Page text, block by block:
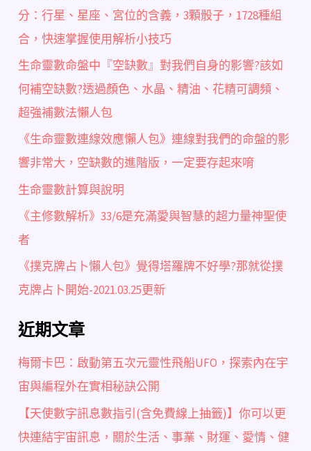
分：行星、星座、宮位的含義，3顆骰子，1728種組
合，快速掌握使用解析小技巧
生命靈數命盤中『空缺數』對我們自身的影響?該如
何補空缺數?透過顏色、水晶、精油、花精可調頻、
超強補數法懶人包
《生命靈數連線效應懶人包》連線對我們的命盤的影
響非常大，空缺數的進階版，一定要存起來唷
生命靈數計算與說明
《主修數解析》33/6是充滿愛與智慧的超力量神聖使
者
《撲克牌占卜懶人包》覺得塔羅牌不好學?那就從撲
克牌占卜開始-2021.03.25更新
近期文章
梅爾卡巴：啟動第五次元靈性飛船UFO，探索內在宇
宙與編程外在實相秘訣公開
【天使數字訊息數指引(含免費線上抽籤)】你可以更
快連結宇宙訊息，關於生活、事業、財運、愛情、健